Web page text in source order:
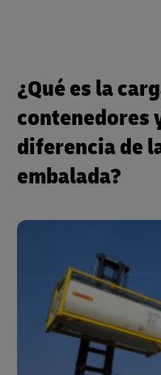
¿Qué es la
contenedores
diferencia de
embalada?